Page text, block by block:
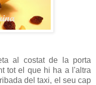
al costat de la porta
tot el que hi ha a l'altra
del taxi, el seu cap